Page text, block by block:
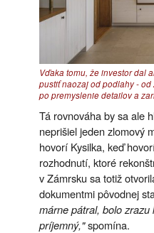
Vďaka tomu, že investor dal
pustiť naozaj od podlahy -
po premyslenie detailov a
Tá rovnováha by sa ale
neprišiel jeden zlomový
hovorí Kysilka, keď
rozhodnutí, ktoré
v Zámrsku sa totiž
dokumentmi pôvodnej
márne pátral, bolo
príjemný,"spomína.